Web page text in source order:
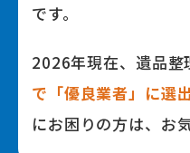
です。
2026年現在、遺品整
で「優良業者」に選出
にお困りの⽅は、お